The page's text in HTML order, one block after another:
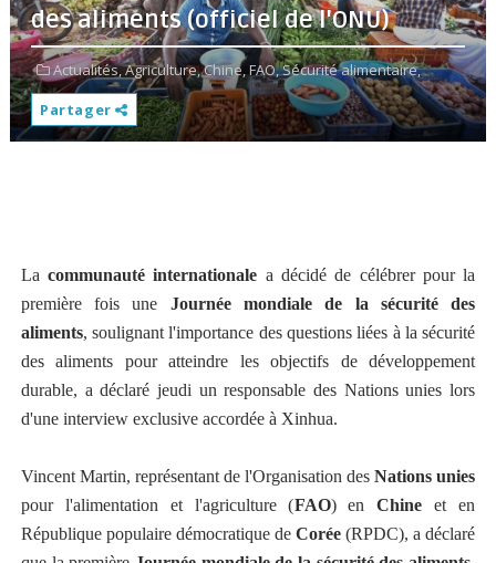
des aliments (officiel de l'ONU)
Actualités,Agriculture,Chine,FAO,Sécurité alimentaire,
Partager
Lacommunauté internationale a décidé de célébrer pour la
première fois une Journée mondiale de la sécurité des
aliments, soulignant l'importance des questions liées à la sécurité
des aliments pour atteindre les objectifs de développement
durable, a déclaré jeudi un responsable des Nations unies lors
d'une interview exclusive accordée à Xinhua.
Vincent Martin, représentant de l'Organisation desNations unies
pour l'alimentation et l'agriculture (FAO) enChine et en
République populaire démocratique de Corée (RPDC), a déclaré